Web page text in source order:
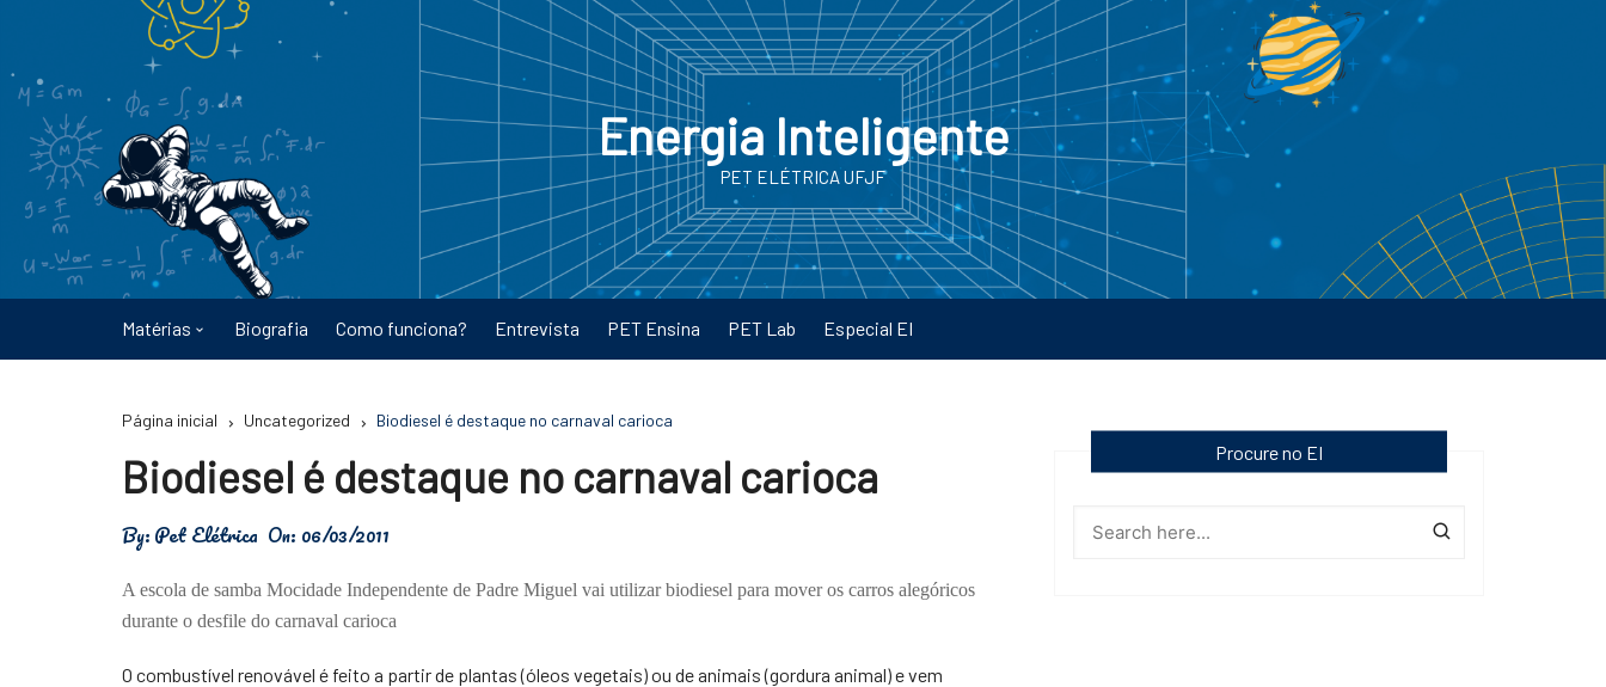
conteúdo
Energia Inteligente
PET ELÉTRICA UFJF
Matérias
Energia
Física
Biografia Como funciona? Entrevista PET Ensina PET Lab Especial EI
Página inicial Uncategorized Biodiesel é destaque no carnaval carioca
Biodiesel é destaque no carnaval carioca
By:Pet Elétrica On: 06/03/2011
A escola de samba Mocidade Independente de Padre Miguel vai utilizar biodiesel para mover os carros alegóricos
durante o desfile do carnaval carioca
O combustível renovável é feito a partir de plantas (óleos vegetais) ou de animais (gordura animal) e vem
Procure no EI